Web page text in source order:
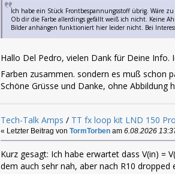
Ich habe ein Stück Frontbespannungsstoff übrig. Wäre zu
Ob dir die Farbe allerdings gefällt weiß ich nicht. Keine
Bilder anhängen funktioniert hier leider nicht. Bei
Hallo Del Pedro, vielen Dank für Deine
Farben zusammen. sondern es muß schon
Schöne Grüsse und Danke, ohne Abbildung
Tech-Talk Amps / TT fx loop kit LND 150
« Letzter Beitrag von TormTorben am6.08.2026
Kurz gesagt: Ich habe erwartet dass V(in) =
dem auch sehr nah, aber nach R10 dropped